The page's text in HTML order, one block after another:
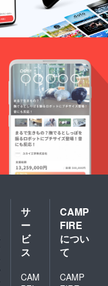
サ
ー
ビ
ス
CAM
CAMP
FIRE
につい
て
CAMP